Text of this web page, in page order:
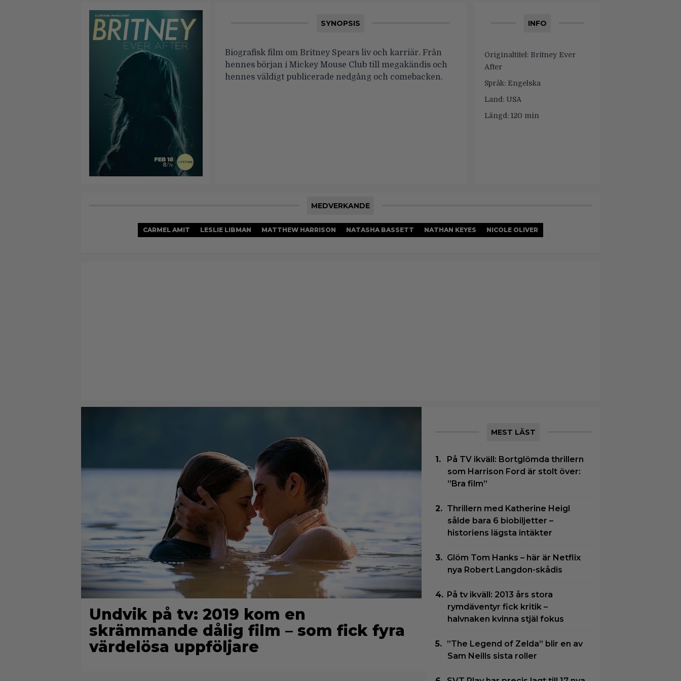
SYNOPSIS
Biografisk film om Britney Spears liv och karriär. Från
hennes början i Mickey Mouse Club till megakändis och
hennes väldigt publicerade nedgång och comebacken.
INFO
Originaltitel: Britney Ever
After
Språk: Engelska
Land: USA
Längd: 120 min
MEDVERKANDE
CARMEL AMIT LESLIE LIBMAN MATTHEW HARRISON NATASHA BASSETT NATHAN KEYES NICOLE OLIVER
Undvik på tv: 2019 kom en
skrämmande dålig film – som fick fyra
värdelösa uppföljare
MEST LÄST
På TV ikväll: Bortglömda thrillern
som Harrison Ford är stolt över:
”Bra film”
Thrillern med Katherine Heigl
sålde bara 6 biobiljetter –
historiens lägsta intäkter
Glöm Tom Hanks – här är Netflix
nya Robert Langdon-skådis
På tv ikväll: 2013 års stora
rymdäventyr fick kritik –
halvnaken kvinna stjäl fokus
”The Legend of Zelda” blir en av
Sam Neills sista roller